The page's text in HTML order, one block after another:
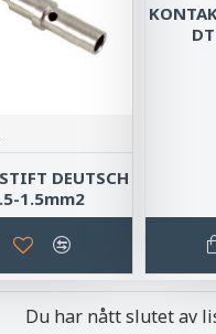
DEUTSCH
1.5mm2
Du har nått slutet av